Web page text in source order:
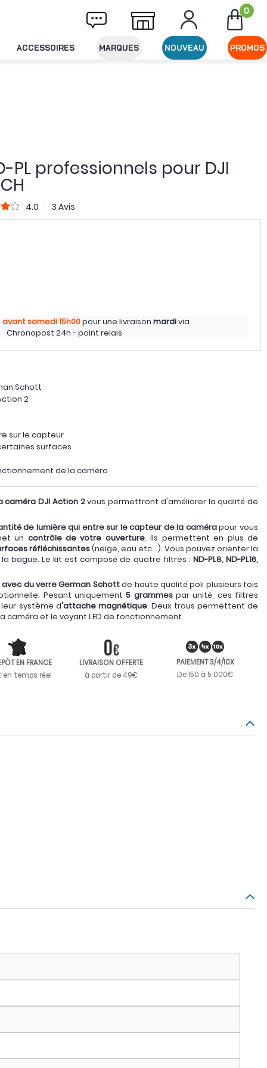
offerte dès 49€ d'achat 0
ACCESSOIRES MARQUES NOUVEAU PROMOS
PL professionnels pour DJI
4.0 3 Avis
avant samedi15h00pour une livraison mardivia
Chronopost 24h - point relais
Schott
2
sur le capteur
surfaces
de la caméra
caméra DJI Action 2vous permettront d'améliorer la qualité de
de lumière qui entre sur le capteur de la camérapour vous
un contrôle de votre ouverture. Ils permettent en plus de
réfléchissantes(neige, eau etc...). Vous pouvez orienter la
bague. Le kit est composé de quatre filtres : ND-PL8, ND-PL16,
du verre German Schottde haute qualité poli plusieurs fois
Pesant uniquement5 grammespar unité, ces filtres
système d'attache magnétique. Deux trous permettent de
caméra et le voyant LED de fonctionnement
EN FRANCE
en temps réel
LIVRAISON OFFERTE
à partir de 49€
PAIEMENT 3/4/10X
De 150 à 5 000€